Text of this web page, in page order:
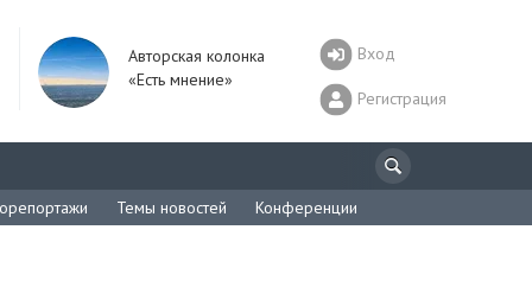
Авторская колонка
«Есть мнение»
Вход
Регистрация
Темы новостей Конференции